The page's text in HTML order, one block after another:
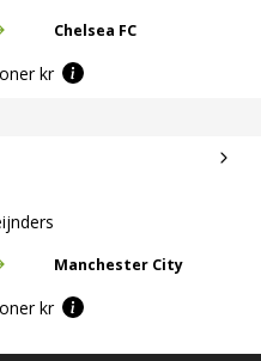
Chelsea FC
kr
Manchester City
kr